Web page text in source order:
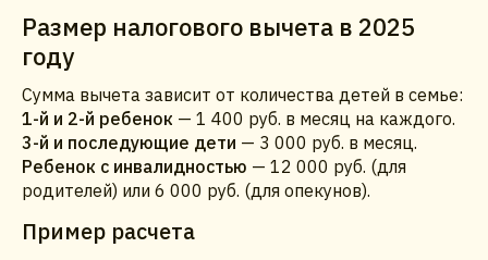
Размер налогового вычета в 2025
году
Сумма вычета зависит от количества детей в семье:
1-й и 2-й ребенок — 1 400 руб. в месяц на каждого.
3-й и последующие дети — 3 000 руб. в месяц.
Ребенок с инвалидностью — 12 000 руб. (для
родителей) или 6 000 руб. (для опекунов).
Пример расчета